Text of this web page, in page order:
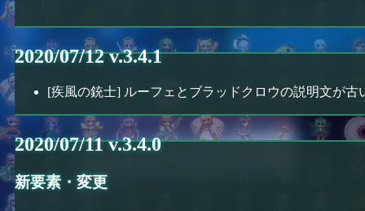
2020/07/12 v.3.4.1
[疾風の銃士] ルーフェとブラッドクロウの説明文が古
2020/07/11 v.3.4.0
新要素・変更